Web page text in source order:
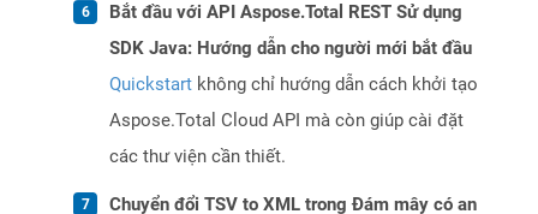
Bắt đầu với API Aspose.Total REST Sử dụng
SDK Java: Hướng dẫn cho người mới bắt đầu
Quickstart không chỉ hướng dẫn cách khởi tạo
Aspose.Total Cloud API mà còn giúp cài đặt
các thư viện cần thiết.
Chuyển đổi TSV to XML trong Đám mây có an